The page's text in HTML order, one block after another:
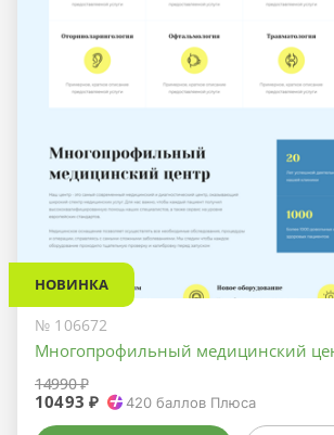
НОВИНКА
№ 106672
Многопрофильный медицинский
14990 ₽
10493 ₽ 420 баллов Плюса